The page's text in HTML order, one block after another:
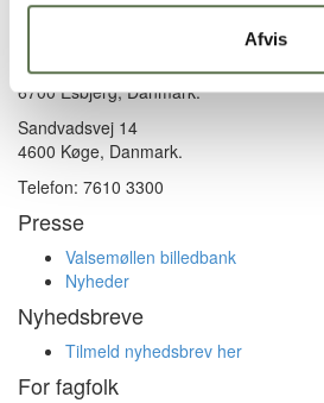
Afvis
Kontakt
Havnegade 58
6700 Esbjerg, Danmark.
Sandvadsvej 14
4600 Køge, Danmark.
Telefon: 7610 3300
Presse
Valsemøllen billedbank
Nyheder
Nyhedsbreve
Tilmeld nyhedsbrev her
For fagfolk